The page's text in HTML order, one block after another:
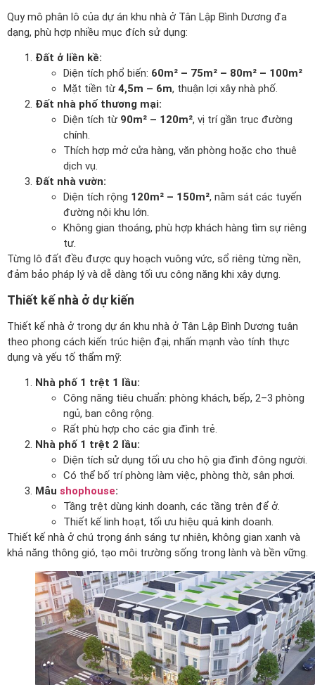
Quy mô phân lô của dự án khu nhà ở Tân Lập Bình Dương đa
dạng, phù hợp nhiều mục đích sử dụng:
Đất ở liền kề:
Diện tích phổ biến: 60m² – 75m² – 80m² – 100m²
Mặt tiền từ 4,5m – 6m, thuận lợi xây nhà phố.
Đất nhà phố thương mại:
Diện tích từ 90m² – 120m², vị trí gần trục đường
chính.
Thích hợp mở cửa hàng, văn phòng hoặc cho thuê
dịch vụ.
Đất nhà vườn:
Diện tích rộng 120m² – 150m², nằm sát các tuyến
đường nội khu lớn.
Không gian thoáng, phù hợp khách hàng tìm sự riêng
tư.
Từng lô đất đều được quy hoạch vuông vức, sổ riêng từng nền,
đảm bảo pháp lý và dễ dàng tối ưu công năng khi xây dựng.
Thiết kế nhà ở dự kiến
Thiết kế nhà ở trong dự án khu nhà ở Tân Lập Bình Dương tuân
theo phong cách kiến trúc hiện đại, nhấn mạnh vào tính thực
dụng và yếu tố thẩm mỹ:
Nhà phố 1 trệt 1 lầu:
Công năng tiêu chuẩn: phòng khách, bếp, 2–3 phòng
ngủ, ban công rộng.
Rất phù hợp cho các gia đình trẻ.
Nhà phố 1 trệt 2 lầu:
Diện tích sử dụng tối ưu cho hộ gia đình đông người.
Có thể bố trí phòng làm việc, phòng thờ, sân phơi.
Mẫu shophouse:
Tầng trệt dùng kinh doanh, các tầng trên để ở.
Thiết kế linh hoạt, tối ưu hiệu quả kinh doanh.
Thiết kế nhà ở chú trọng ánh sáng tự nhiên, không gian xanh và
khả năng thông gió, tạo môi trường sống trong lành và bền vững.